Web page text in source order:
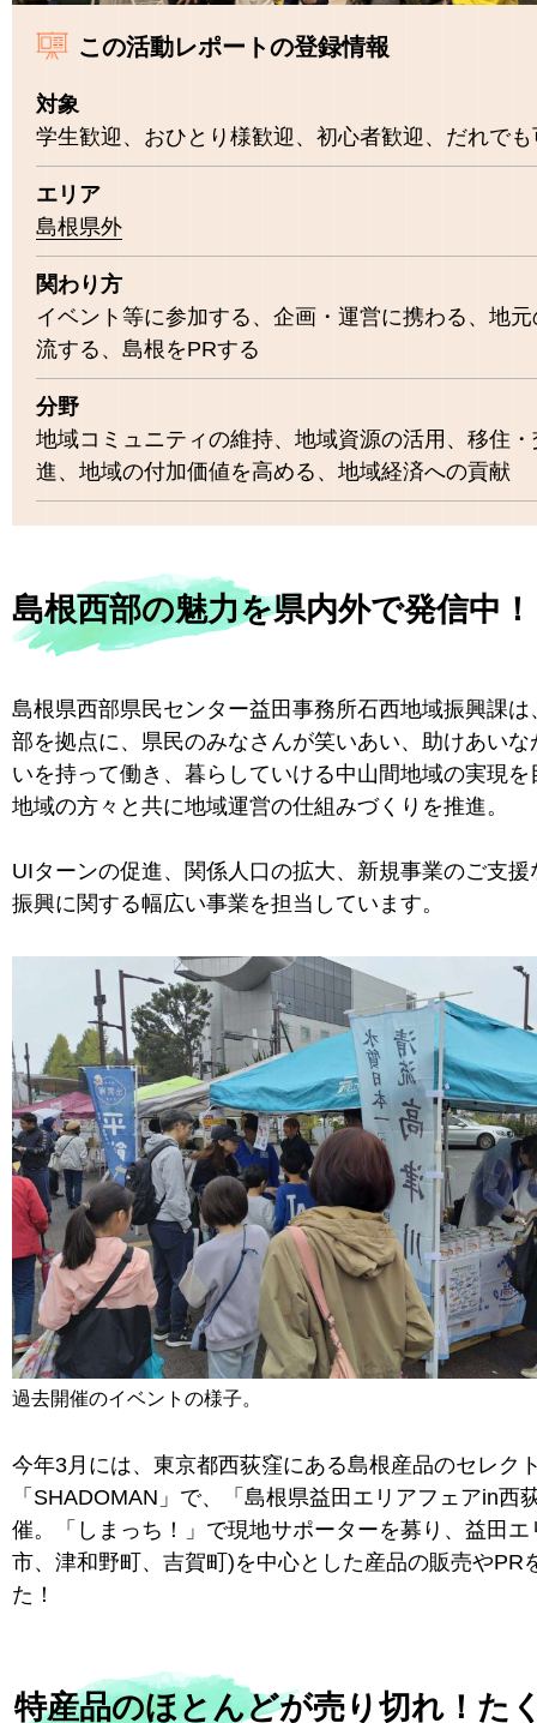
この活動レポートの登録情報
対象
学生歓迎、おひとり様歓迎、初心者歓迎、だれでも
エリア
島根県外
関わり方
イベント等に参加する、企画・運営に携わる、地
流する、島根をPRする
分野
地域コミュニティの維持、地域資源の活用、移住
進、地域の付加価値を高める、地域経済への貢献
島根西部の魅力を県内外で発信中！
島根県西部県民センター益田事務所石西地域振興課は
部を拠点に、県民のみなさんが笑いあい、助けあいな
いを持って働き、暮らしていける中山間地域の実現を
地域の方々と共に地域運営の仕組みづくりを推進。
UIターンの促進、関係人口の拡大、新規事業のご支援
振興に関する幅広い事業を担当しています。
過去開催のイベントの様子。
今年3月には、東京都西荻窪にある島根産品のセレク
「SHADOMAN」で、「島根県益田エリアフェアin西
催。「しまっち！」で現地サポーターを募り、益田エ
市、津和野町、吉賀町)を中心とした産品の販売やPR
た！
特産品のほとんどが売り切れ！た